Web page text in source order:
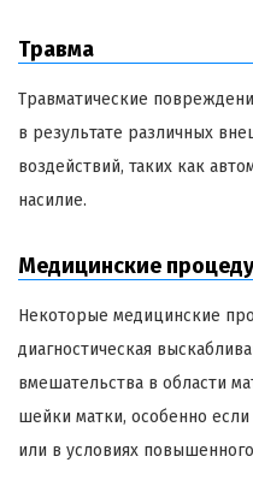
Травма
Травматические
в результате различных
воздействий, таких как
насилие.
Медицинские
Некоторые медицинские
диагностическая
вмешательства в области
шейки матки, особенно
или в условиях